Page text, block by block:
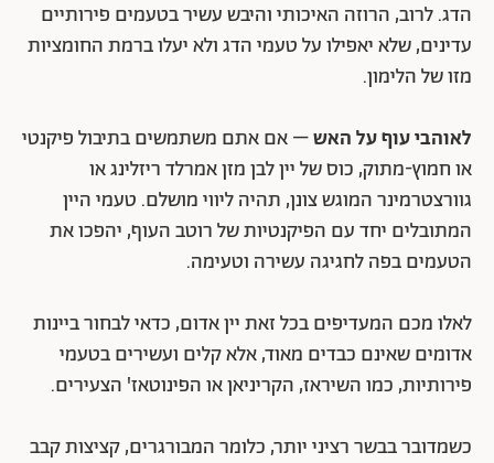
הדג. לרוב, הרוזה האיכותי והיבש עשיר בטעמים פירותיים
עדינים, שלא יאפילו על טעמי הדג ולא יעלו ברמת החומציות
מזו של הלימון.
לאוהבי עוף על האש– אם אתם משתמשים בתיבול פיקנטי
או חמוץ-מתוק, כוס של יין לבן מזן אמרלד ריזלינג או
גוורצטרמינר המוגש צונן, תהיה ליווי מושלם. טעמי היין
המתובלים יחד עם הפיקנטיות של רוטב העוף, יהפכו את
הטעמים בפה לחגיגה עשירה וטעימה.
לאלו מכם המעדיפים בכל זאת יין אדום, כדאי לבחור ביינות
אדומים שאינם כבדים מאוד, אלא קלים ועשירים בטעמי
פירותיות, כמו השיראז, הקריניאן או הפינוטאז' הצעירים.
כשמדובר בבשר רציני יותר, כלומר המבורגרים, קציצות קבב